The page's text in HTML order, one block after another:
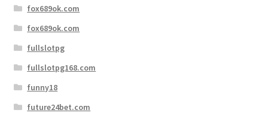
fox689ok.com
fox689ok.com
fullslotpg
fullslotpg168.com
funny18
future24bet.com